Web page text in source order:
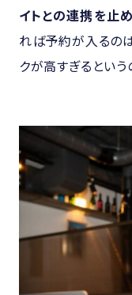
イトとの連携を止
れば予約が入るの
クが高すぎるという